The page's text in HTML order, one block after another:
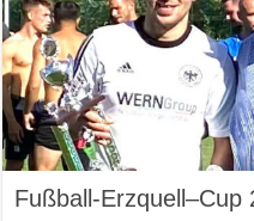
Fußball-Erzquell–Cup